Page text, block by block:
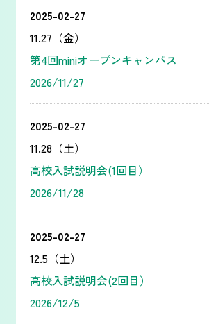
2025-02-27
11.27（金）
第4回miniオープンキャンパス
2026/11/27
2025-02-27
11.28（土）
高校入試説明会(1回目）
2026/11/28
2025-02-27
12.5（土）
高校入試説明会(2回目）
2026/12/5